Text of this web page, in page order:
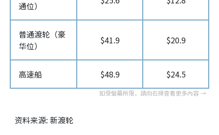
通位）
普通渡轮（豪
华位）
$41.9 $20.9
高速船 $48.9 $24.5
资料来源: 新渡轮